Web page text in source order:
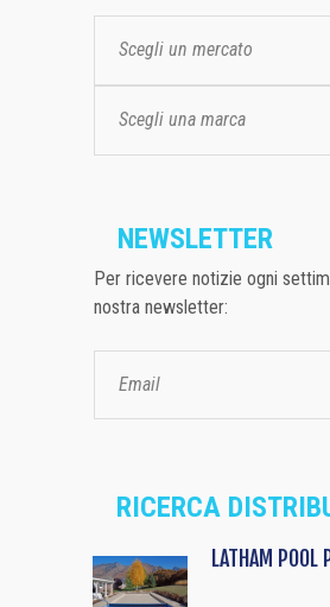
Scegli un mercato
Scegli una marca
NEWSLETTER
Per ricevere notizie ogni
nostra newsletter:
RICERCA
LATHAM POOL